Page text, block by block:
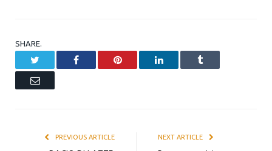
SHARE.
Facebook Pinterest LinkedIn Tumblr
Email
PREVIOUS ARTICLE NEXT ARTICLE